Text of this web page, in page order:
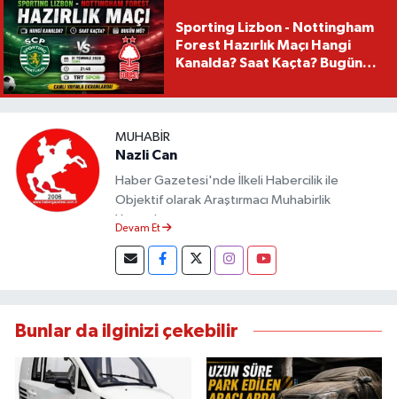
Sporting Lizbon - Nottingham
Forest Hazırlık Maçı Hangi
Kanalda? Saat Kaçta? Bugün
MUHABIR
Nazli Can
Haber Gazetesi'nde İlkeli Habercilik ile
Objektif olarak Araştırmacı Muhabirlik
Yapmaktayım.
Devam Et
Bunlar da ilginizi çekebilir